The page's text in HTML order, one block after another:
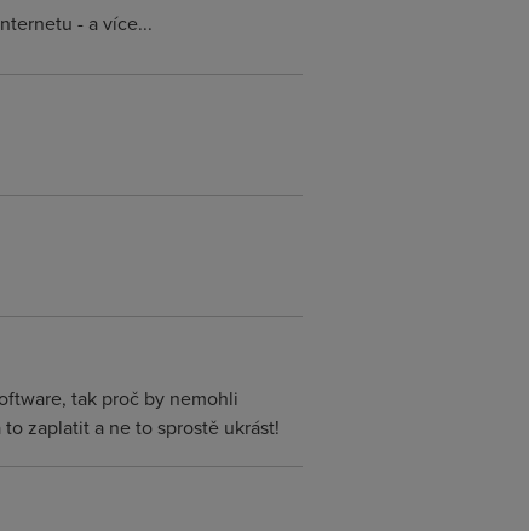
- a více...
tak proč by nemohli
zaplatit a ne to sprostě ukrást!